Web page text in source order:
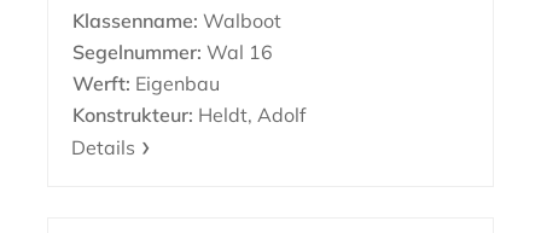
Klassenname: Walboot
Segelnummer: Wal 16
Werft: Eigenbau
Konstrukteur: Heldt, Adolf
Details